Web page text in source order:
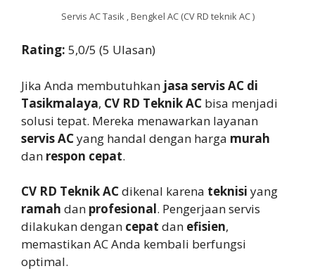
Servis AC Tasik , Bengkel AC (CV RD teknik AC )
Rating: 5,0/5 (5 Ulasan)
Jika Anda membutuhkan jasa servis AC di
Tasikmalaya, CV RD Teknik AC bisa menjadi
solusi tepat. Mereka menawarkan layanan
servis ACyang handal dengan harga murah
dan respon cepat.
CV RD Teknik ACdikenal karena teknisi yang
ramah dan profesional. Pengerjaan servis
dilakukan dengan cepat dan efisien,
memastikan AC Anda kembali berfungsi
optimal.